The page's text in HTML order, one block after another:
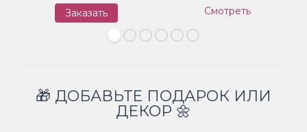
Заказать Смотреть
🎁 ДОБАВЬТЕ ПОДАРОК ИЛИ
ДЕКОР 🌼